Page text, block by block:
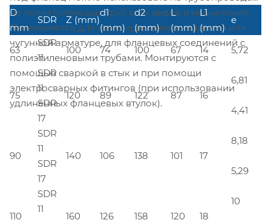
из полиэтиленовых труб всех видов и назначений.
Применяются для присоединения к стальной или
чугунной арматуре, для фланцевых соединений с
полиэтиленовыми трубами. Монтируются с
помощью сваркой в стык и при помощи
электросварных фитингов (при использовании
удлиненных фланцевых втулок).
D
mm
SDR Z (mm)
d1
(mm)
d2
(mm)
L
(mm)
L1
(mm)
e
63
SDR
11
100 74 100 67 14 5,72
75
SDR
11
120 89 122 87 16
6,81
SDR
17
4,41
90
SDR
11
140 106 138 101 17
8,18
SDR
17
5,29
110
SDR
11
160 126 158 120 18
10